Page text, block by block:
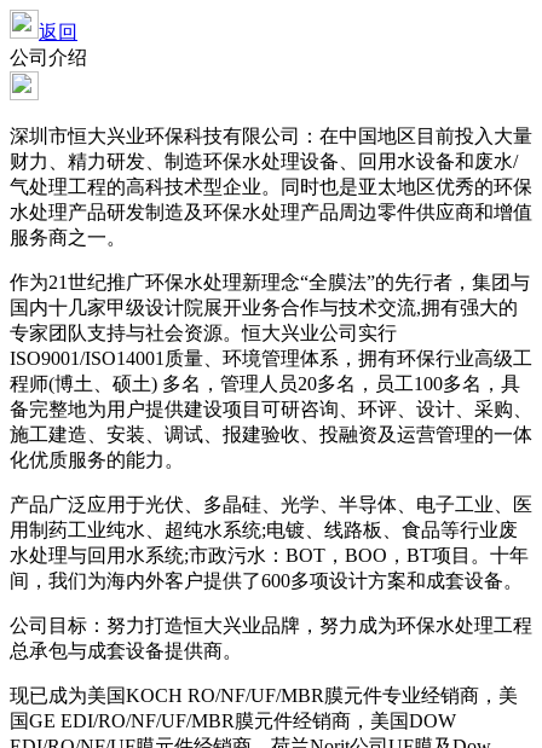
返回
公司介绍
深圳市恒大兴业环保科技有限公司：在中国地区目前投入大量
财力、精力研发、制造环保水处理设备、回用水设备和废水/
气处理工程的高科技术型企业。同时也是亚太地区优秀的环保
水处理产品研发制造及环保水处理产品周边零件供应商和增值
服务商之一。
作为21世纪推广环保水处理新理念“全膜法”的先行者，集团与
国内十几家甲级设计院展开业务合作与技术交流,拥有强大的
专家团队支持与社会资源。恒大兴业公司实行
ISO9001/ISO14001质量、环境管理体系，拥有环保行业高级工
程师(博土、硕土) 多名，管理人员20多名，员工100多名，具
备完整地为用户提供建设项目可研咨询、环评、设计、采购、
施工建造、安装、调试、报建验收、投融资及运营管理的一体
化优质服务的能力。
产品广泛应用于光伏、多晶硅、光学、半导体、电子工业、医
用制药工业纯水、超纯水系统;电镀、线路板、食品等行业废
水处理与回用水系统;市政污水：BOT，BOO，BT项目。十年
间，我们为海内外客户提供了600多项设计方案和成套设备。
公司目标：努力打造恒大兴业品牌，努力成为环保水处理工程
总承包与成套设备提供商。
现已成为美国KOCH RO/NF/UF/MBR膜元件专业经销商，美
国GE EDI/RO/NF/UF/MBR膜元件经销商，美国DOW